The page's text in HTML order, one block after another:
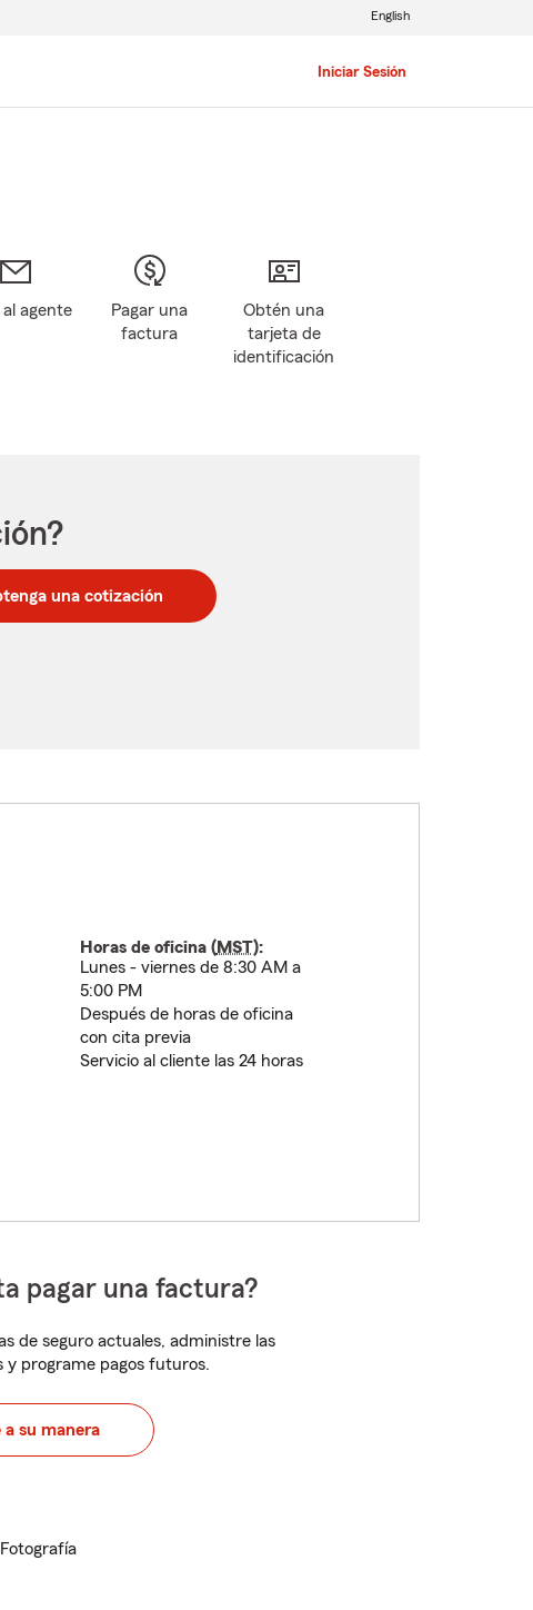
Iniciar Sesión
English
al agente
Pagar una
factura
Obtén una
tarjeta de
identificación
una cotización
Horas de oficina (MST):
Lunes - viernes de 8:30 AM a
5:00 PM
Después de horas de oficina
con cita previa
Servicio al cliente las 24 horas
pagar una factura?
de seguro actuales, administre las
y programe pagos futuros.
a su manera